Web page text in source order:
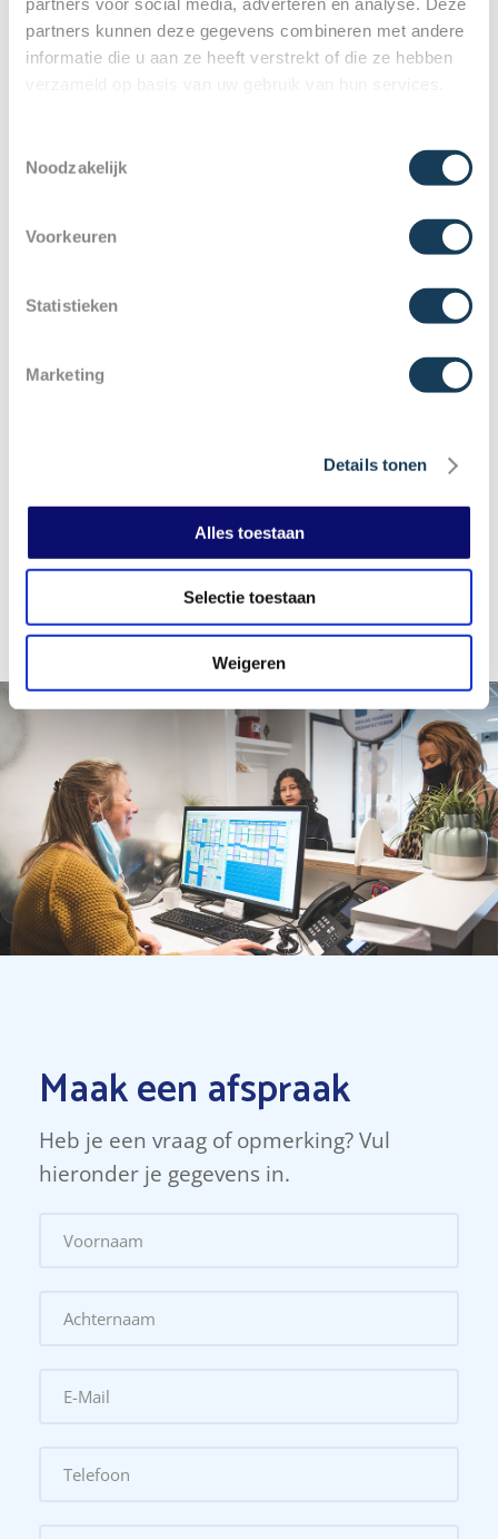
partners kunnen deze gegevens combineren met andere
informatie die u aan ze heeft verstrekt of die ze hebben
Noodzakelijk
Voorkeuren
Statistieken
Marketing
Details tonen
Alles toestaan
Selectie toestaan
Weigeren
Onzichtbare
orthodontie
Mooie en rechte tanden is voor iedereen
mogelijk.
We adviseren regelmatig voor het beste resultaat de
mensen kiezen voor de onzichtbare beugels. Wij
Maak een afspraak
Heb je een vraag of opmerking? Vul
hieronder je gegevens in.